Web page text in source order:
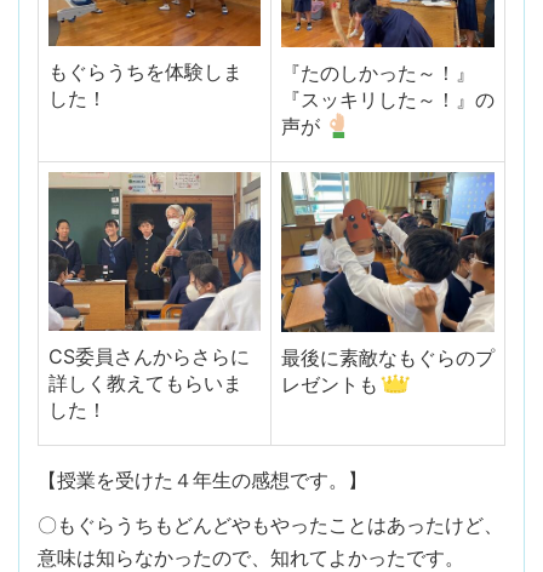
もぐらうちを体験しま
した！
『たのしかった～！』
『スッキリした～！』の
声が
CS委員さんからさらに
詳しく教えてもらいま
した！
最後に素敵なもぐらのプ
レゼントも
【授業を受けた４年生の感想です。】
〇もぐらうちもどんどやもやったことはあったけど、
意味は知らなかったので、知れてよかったです。